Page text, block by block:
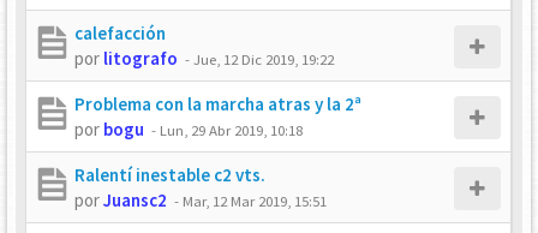
calefacción
por litografo -Jue, 12 Dic 2019, 19:22
Problema con la marcha atras y la 2ª
por bogu - Lun, 29 Abr 2019, 10:18
Ralentí inestable c2 vts.
porJuansc2 - Mar, 12 Mar 2019, 15:51